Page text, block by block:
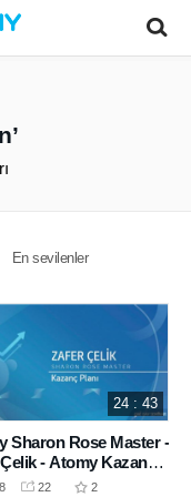
En sevilenler
24 : 43
Sharon Rose Master -
- Atomy Kazanç
Ocak 2023 OneDay
22
2